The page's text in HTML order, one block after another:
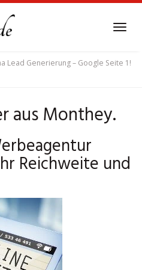
Lead Generierung – Google Seite 1!
aus Monthey.
Reichweite und